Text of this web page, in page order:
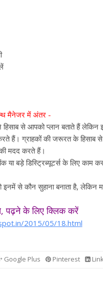
मैनेजर में अंतर -
से आपको प्लान बताते हैं लेकिन
हैं। ग्राहकों की जरूरत के हिसाब से
मदद करते हैं।
या बड़े डिस्ट्रिब्यूटर्स के लिए काम
से कौन सुहाना बनाता है, लेकिन
पढ़ने के लिएक्लिक करें
2015/05/18.html
Google Plus Pinterest